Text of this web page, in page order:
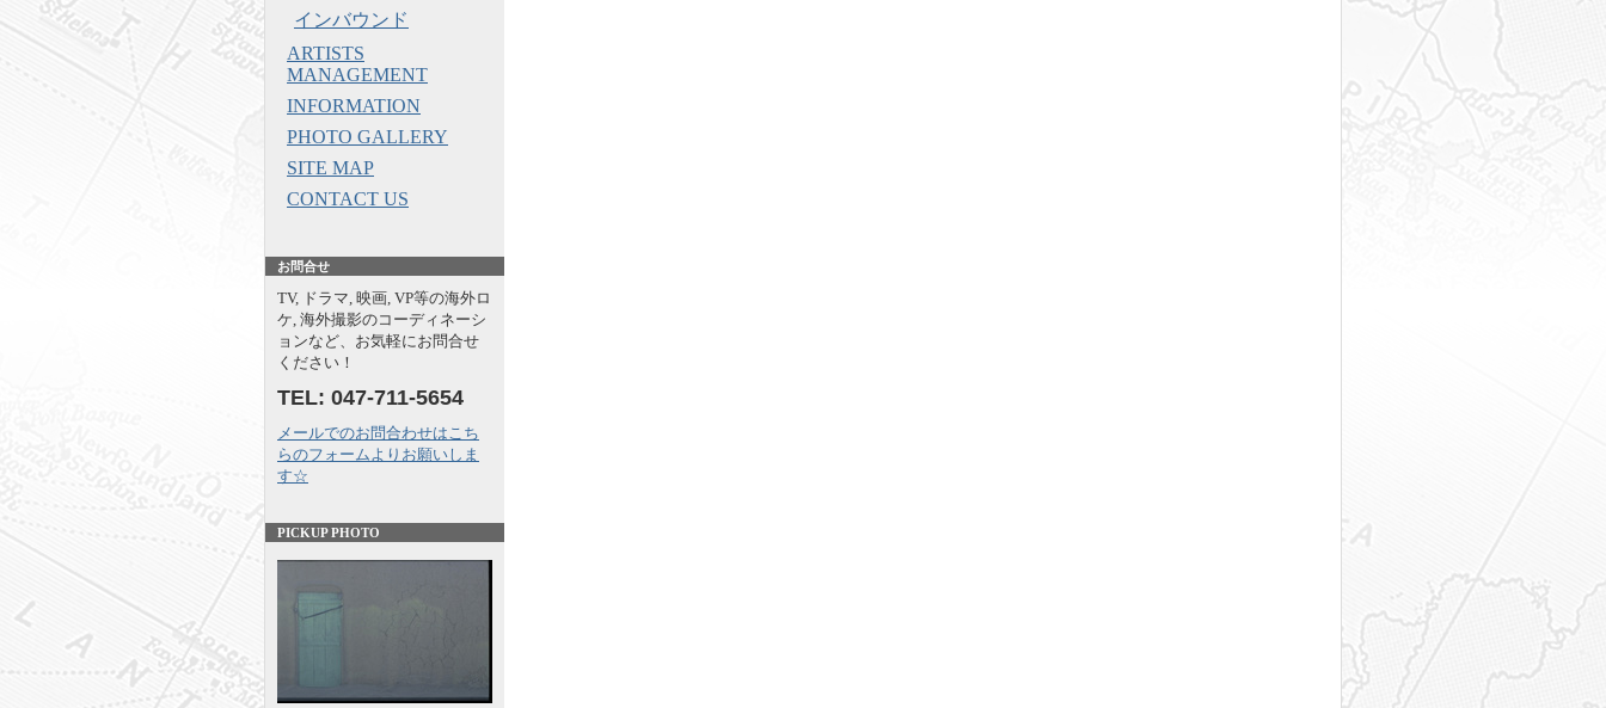
インバウンド
ARTISTS
MANAGEMENT
INFORMATION
PHOTO GALLERY
SITE MAP
CONTACT US
お問合せ
TV, ドラマ, 映画, VP等の海外ロ
ケ, 海外撮影のコーディネーシ
ョンなど、お気軽にお問合せ
ください！
TEL: 047-711-5654
メールでのお問合わせはこち
らのフォームよりお願いしま
す☆
PICKUP PHOTO